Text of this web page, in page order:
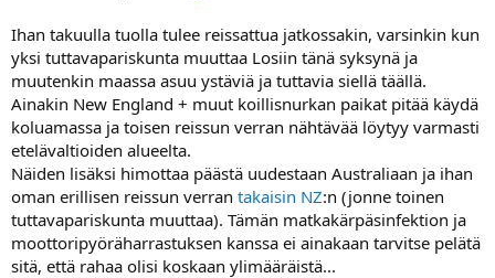
Ihan takuulla tuolla tulee reissattua jatkossakin, varsinkin kun
yksi tuttavapariskunta muuttaa Losiin tänä syksynä ja
muutenkin maassa asuu ystäviä ja tuttavia siellä täällä.
Ainakin New England + muut koillisnurkan paikat pitää käydä
koluamassa ja toisen reissun verran nähtävää löytyy varmasti
etelävaltioiden alueelta.
Näiden lisäksi himottaa päästä uudestaan Australiaan ja ihan
oman erillisen reissun verran takaisin NZ:n (jonne toinen
tuttavapariskunta muuttaa). Tämän matkakärpäsinfektion ja
moottoripyöräharrastuksen kanssa ei ainakaan tarvitse pelätä
sitä, että rahaa olisi koskaan ylimääräistä...